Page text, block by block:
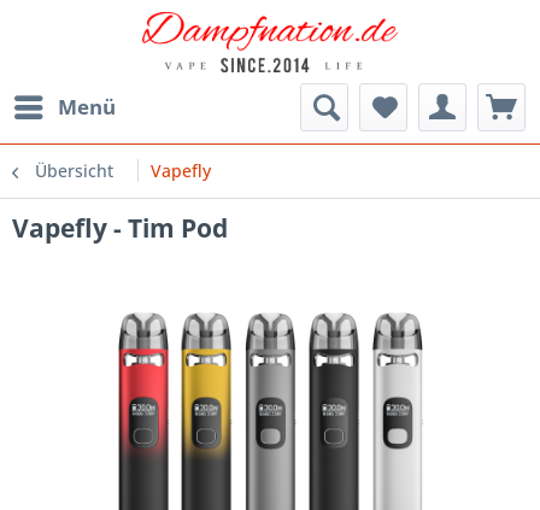
Menü
Übersicht Vapefly
Vapefly - Tim Pod